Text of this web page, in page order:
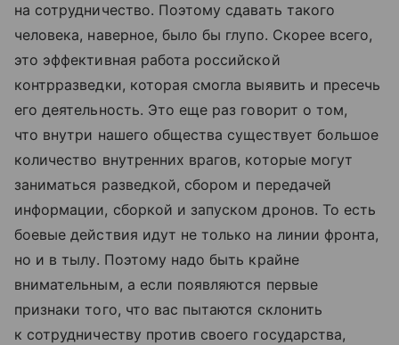
на сотрудничество. Поэтому сдавать такого
человека, наверное, было бы глупо. Скорее всего,
это эффективная работа российской
контрразведки, которая смогла выявить и пресечь
его деятельность. Это еще раз говорит о том,
что внутри нашего общества существует большое
количество внутренних врагов, которые могут
заниматься разведкой, сбором и передачей
информации, сборкой и запуском дронов. То есть
боевые действия идут не только на линии фронта,
но и в тылу. Поэтому надо быть крайне
внимательным, а если появляются первые
признаки того, что вас пытаются склонить
к сотрудничеству против своего государства,